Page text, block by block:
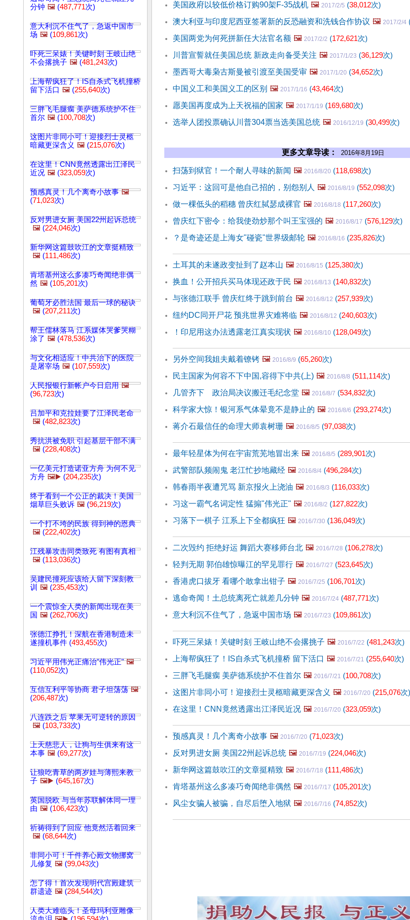
分钟 🖼️ (487,771次)
意大利沉不住气了，急返中国市
场 🖼️ (109,861次)
吓死三呆婊！关键时刻 王岐山绝
不会撂挑子 🖼️ (481,243次)
上海帮疯狂了！IS自杀式飞机撞桥
留下活口 🖼️ (255,640次)
三胖飞毛腿瘸 美萨德系统护不住
首尔 🖼️ (100,708次)
这图片非同小可！迎接烈士灵柩
暗藏更深含义 🖼️ (215,076次)
在这里！CNN竟然透露出江泽民
近况 🖼️ (323,059次)
预感真灵！几个离奇小故事 🖼️
(71,023次)
反对男进女厕 美国22州起诉总统
🖼️ (224,046次)
新华网这篇鼓吹江的文章挺精致
🖼️ (111,486次)
肯塔基州这么多凑巧奇闻绝非偶
然 🖼️ (105,201次)
葡萄牙必胜法国 最后一球的秘诀
🖼️ (207,211次)
帮王儒林落马 江系媒体哭爹哭糊
涂了 🖼️ (478,536次)
与文化相适应！中共治下的医院
是屠宰场 🖼️ (107,559次)
人民报银行新帐户今日启用 🖼️
(96,723次)
吕加平和克拉娃要了江泽民老命
🖼️ (482,823次)
秀抗洪被免职 引起基层干部不满
🖼️ (228,408次)
一亿美元打造诺亚方舟 为何不见
方舟 🖼️▶️ (204,235次)
终于看到一个公正的裁决！美国
烟草巨头败诉 🖼️ (96,219次)
一个打不垮的民族 得到神的恩典
🖼️ (222,402次)
江残暴攻击同类致死 有图有真相
🖼️ (113,036次)
吴建民撞死应该给人留下深刻教
训
🖼️ (235,453次)
一个震惊全人类的新闻出现在美
国 🖼️ (262,706次)
张德江挣扎！深航在香港制造未
遂撞机事件 (493,455次)
习近平用伟光正痛治"伟光正" 🖼️
(110,052次)
互信互利平等协商 君子坦荡荡 🖼️
(206,487次)
八连跌之后 苹果无可逆转的原因
🖼️ (103,733次)
上天慈悲人，让狗与生俱来有这
本事 🖼️ (69,277次)
让狼吃青草的两岁娃与薄熙来教
子 🖼️▶️ (645,167次)
英国脱欧 与当年苏联解体同一理
由 🖼️ (106,423次)
祈祷得到了回应 他竟然活着回来
🖼️ (68,644次)
非同小可！千件养心殿文物挪窝
儿修复 🖼️ (99,043次)
怎了得！首次发现明代宫殿建筑
群遗迹 🖼️ (284,544次)
人类大难临头！圣母玛利亚雕像
美国政府以较低价格订购90架F-35战机 🖼️ 2017/2/5 (38,012次)
澳大利亚与印度尼西亚签署新的反恐融资和洗钱合作协议 🖼️ 2017/2/4
美国两党为何死拼新任大法官名额 🖼️ 2017/2/2 (172,621次)
川普宣誓就任美国总统 新政走向备受关注 🖼️ 2017/1/23 (36,129次)
墨西哥大毒枭古斯曼被引渡至美国受审 🖼️ 2017/1/20 (34,652次)
中国义工和美国义工的区别 🖼️ 2017/1/16 (43,464次)
愿美国再度成为上天祝福的国家 🖼️ 2017/1/19 (169,680次)
选举人团投票确认川普304票当选美国总统 🖼️ 2016/12/19 (30,499次)
更多文章导读： 2016年8月19日
扫荡到狱官！一个耐人寻味的新闻 🖼️ 2016/8/20 (118,698次)
习近平：这回可是他自己招的，别怨别人 🖼️ 2016/8/19 (552,098次)
做一棵低头的稻穗 曾庆红脦瑟成裸官 🖼️ 2016/8/18 (117,260次)
曾庆红下密令：给我使劲炒那个叫王宝强的 🖼️ 2016/8/17 (576,129次)
？是奇迹还是上海女"碰瓷"世界级邮轮 🖼️ 2016/8/16 (235,826次)
土耳其的未遂政变扯到了赵本山 🖼️ 2016/8/15 (125,380次)
换血！公开招兵买马体现还政于民 🖼️ 2016/8/13 (140,832次)
与张德江联手 曾庆红终于跳到前台 🖼️ 2016/8/12 (257,939次)
纽约DC同开尸花 预兆世界灾难将临 🖼️ 2016/8/12 (240,603次)
！印尼用这办法透露老江真实现状 🖼️ 2016/8/10 (128,049次)
另外空间我姐夫戴着镣铐 🖼️ 2016/8/9 (65,260次)
民主国家为何容不下中国,容得下中共(上) 🖼️ 2016/8/8 (511,114次)
几管齐下 政治局决议搬迁毛纪念堂 🖼️ 2016/8/7 (534,832次)
科学家大惊！银河系气体晕竟不是静止的 🖼️ 2016/8/6 (293,274次)
蒋介石最信任的命理大师袁树珊 🖼️ 2016/8/5 (97,038次)
最年轻星体为何在宇宙荒芜地冒出来 🖼️ 2016/8/5 (289,901次)
武警部队频闹鬼 老江忙抄地藏经 🖼️ 2016/8/4 (496,284次)
韩春雨半夜遭咒骂 新京报火上浇油 🖼️ 2016/8/3 (116,033次)
习这一霸气名词定性 猛搧"伟光正" 🖼️ 2016/8/2 (127,822次)
习落下一棋子 江系上下全都疯狂 🖼️ 2016/7/30 (136,049次)
二次毁约 拒绝好运 舞蹈大赛移师台北 🖼️ 2016/7/28 (106,278次)
轻判无期 郭伯雄惊曝江的罕见罪行 🖼️ 2016/7/27 (523,645次)
香港虎口拔牙 看哪个敢拿出钳子 🖼️ 2016/7/25 (106,701次)
逃命奇闻！土总统离死亡就差几分钟 🖼️ 2016/7/24 (487,771次)
意大利沉不住气了，急返中国市场 🖼️ 2016/7/23 (109,861次)
吓死三呆婊！关键时刻 王岐山绝不会撂挑子 🖼️ 2016/7/22 (481,243次)
上海帮疯狂了！IS自杀式飞机撞桥 留下活口 🖼️ 2016/7/21 (255,640次)
三胖飞毛腿瘸 美萨德系统护不住首尔 🖼️ 2016/7/21 (100,708次)
这图片非同小可！迎接烈士灵柩暗藏更深含义 🖼️ 2016/7/20 (215,076次)
在这里！CNN竟然透露出江泽民近况 🖼️ 2016/7/20 (323,059次)
预感真灵！几个离奇小故事 🖼️ 2016/7/20 (71,023次)
反对男进女厕 美国22州起诉总统 🖼️ 2016/7/19 (224,046次)
新华网这篇鼓吹江的文章挺精致 🖼️ 2016/7/18 (111,486次)
肯塔基州这么多凑巧奇闻绝非偶然 🖼️ 2016/7/17 (105,201次)
风尘女骗人被骗，自尽后堕入地狱 🖼️ 2016/7/16 (74,852次)